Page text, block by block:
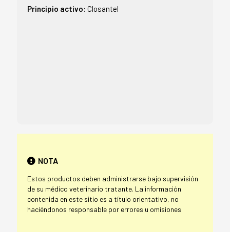
Principio activo: Closantel
NOTA
Estos productos deben administrarse bajo supervisión
de su médico veterinario tratante. La información
contenida en este sitio es a título orientativo, no
haciéndonos responsable por errores u omisiones